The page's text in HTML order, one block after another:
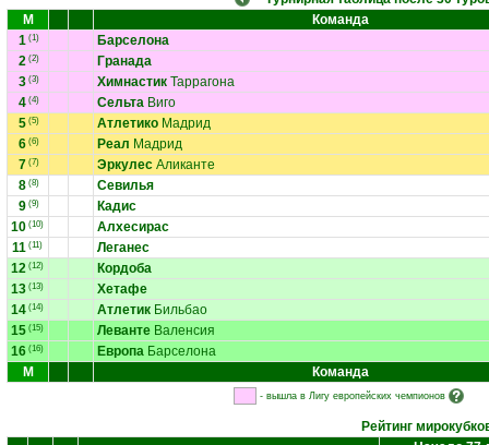
М
Команда
1 (1)
Барселона
2 (2)
Гранада
3 (3) Химнастик Таррагона
4 (4) Сельта Виго
5 (5) Атлетико Мадрид
6 (6) Реал Мадрид
7 (7) Эркулес Аликанте
8 (8)
Севилья
9 (9)
Кадис
10 (10)
Алхесирас
11 (11)
Леганес
12 (12)
Кордоба
13 (13)
Хетафе
14 (14) Атлетик Бильбао
15 (15) Леванте Валенсия
16 (16) Европа Барселона
М
Команда
- вышла в Лигу европейских чемпионов
Рейтинг